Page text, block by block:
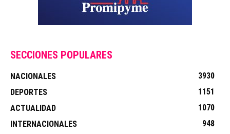
SECCIONES POPULARES
NACIONALES
3930
DEPORTES
1151
ACTUALIDAD
1070
INTERNACIONALES
948